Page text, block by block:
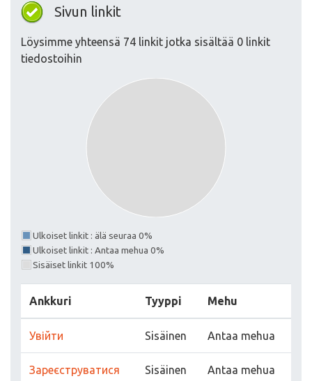
Sivun linkit
Löysimme yhteensä 74 linkit jotka sisältää 0 linkit
tiedostoihin
Ulkoiset linkit : älä seuraa 0%
Ulkoiset linkit : Antaa mehua 0%
Sisäiset linkit 100%
Ankkuri Tyyppi Mehu
Увійти Sisäinen Antaa mehua
Зареєструватися Sisäinen Antaa mehua